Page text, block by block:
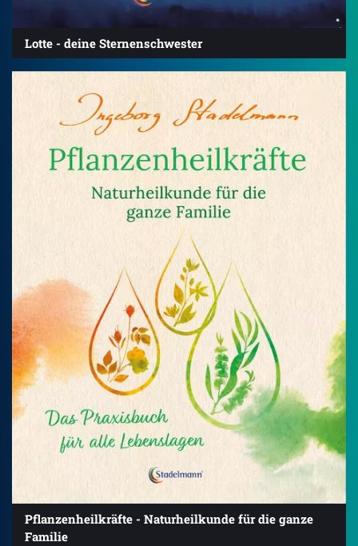
Lotte - deine Sternenschwester
Pflanzenheilkräfte - Naturheilkunde für die ganze
Familie